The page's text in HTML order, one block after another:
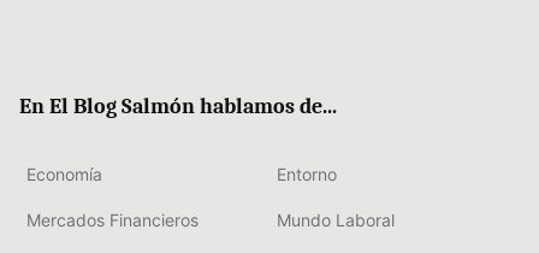
En El Blog Salmón hablamos de...
Economía Entorno
Mercados Financieros Mundo Laboral